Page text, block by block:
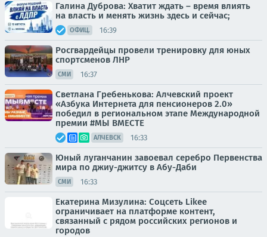
Галина Дуброва: Хватит ждать – время влиять
на власть и менять жизнь здесь и сейчас;
ОФИЦ. 16:39
Росгвардейцы провели тренировку для юных
спортсменов ЛНР
СМИ 16:37
Светлана Гребенькова: Алчевский проект
«Азбука Интернета для пенсионеров 2.0»
победил в региональном этапе Международной
премии #МЫ ВМЕСТЕ
АЛЧЕВСК 16:33
Юный луганчанин завоевал серебро Первенства
мира по джиу-джитсу в Абу-Даби
СМИ 16:33
Екатерина Мизулина: Соцсеть Likee
ограничивает на платформе контент,
связанный с рядом российских регионов и
городов